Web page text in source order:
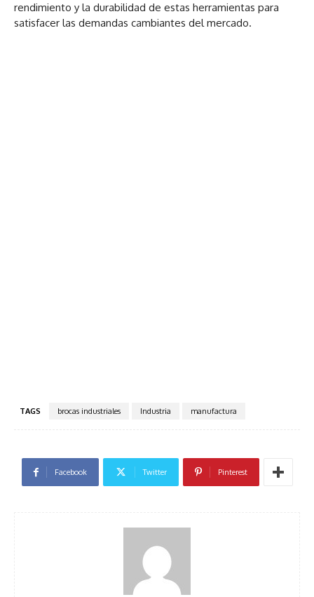
rendimiento y la durabilidad de estas herramientas para
satisfacer las demandas cambiantes del mercado.
TAGS brocas industriales Industria manufactura
Facebook Twitter Pinterest